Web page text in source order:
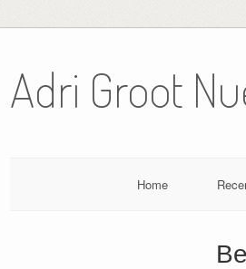
de
inhoud
Adri Groot
Home